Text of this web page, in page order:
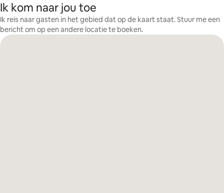
Ik kom naar jou toe
Ik reis naar gasten in het gebied dat op de kaart staat. Stuur me een
bericht om op een andere locatie te boeken.